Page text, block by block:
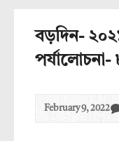
বড়দিন- ২০২১
পর্যালোচনা-
February 9, 2022